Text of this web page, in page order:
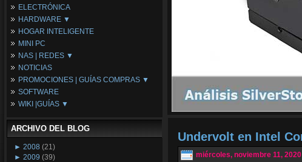
ELECTRÓNICA
HARDWARE ▼
Fuentes de Alimentación
Memória RAM
Placas Base
Procesadores
Periféricos
Refrigeración
Tarjetas Gráficas
HOGAR INTELIGENTE
MINI PC
NAS | REDES ▼
NAS
Espacio Synology
Redes
NOTICIAS
PROMOCIONES | GUÍAS COMPRAS ▼
Configuraciones Ordenadores
Guías de Compras
SOFTWARE
WIKI |GUÍAS ▼
Wikipedia
ARCHIVO DEL BLOG
► 2008 (21)
► 2009 (39)
Undervolt en Intel
miércoles, noviembre 11, 2020